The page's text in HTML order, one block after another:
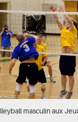
masculin aux